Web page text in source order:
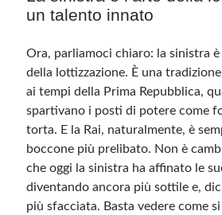
un talento innato
Ora, parliamoci chiaro: la sinistra è
della lottizzazione. È una
ai tempi della Prima Repubblica,
spartivano i posti di potere come
torta. E la Rai, naturalmente, è
boccone più prelibato. Non è
che oggi la sinistra ha affinato le
diventando ancora più sottile e,
più sfacciata. Basta vedere come